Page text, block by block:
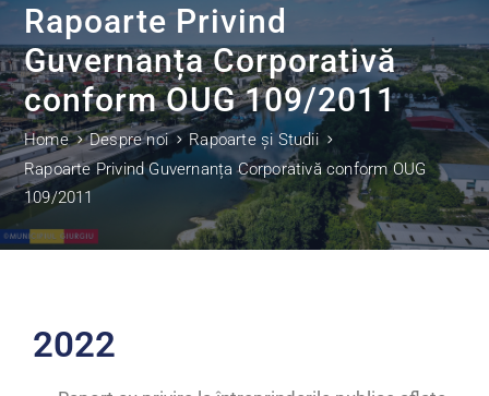
Rapoarte Privind
Guvernanța Corporativă
conform OUG 109/2011
Home Despre noi
Rapoarte și Studii
Rapoarte Privind Guvernanța Corporativă conform OUG
109/2011
2022